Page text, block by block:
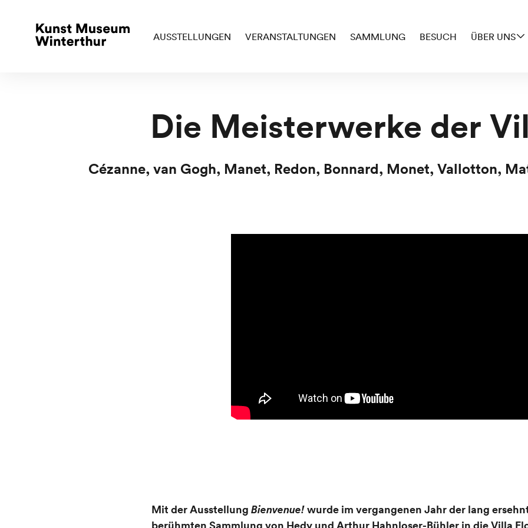
AUSSTELLUNGEN VERANSTALTUNGEN SAMMLUNG BESUCH ÜBER UNS
Die Meisterwerke der
Cézanne, van Gogh, Manet, Redon, Bonnard, Monet, Vallotton,
Mit der AusstellungBienvenue!wurde im vergangenen Jahr der lang
berühmten Sammlung von Hedy und Arthur Hahnloser-Bühler in die Villa